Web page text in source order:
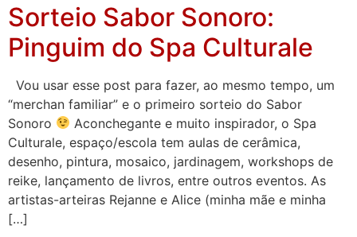
Sorteio Sabor Sonoro:
Pinguim do Spa Culturale
Vou usar esse post para fazer, ao mesmo tempo, um
“merchan familiar” e o primeiro sorteio do Sabor
Sonoro
Aconchegante e muito inspirador, o Spa
Culturale, espaço/escola tem aulas de cerâmica,
desenho, pintura, mosaico, jardinagem, workshops de
reike, lançamento de livros, entre outros eventos. As
artistas-arteiras Rejanne e Alice (minha mãe e minha
[…]